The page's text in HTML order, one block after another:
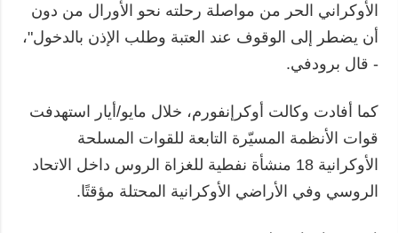
الأوكراني الحر من مواصلة رحلته نحو الأورال من دون
أن يضطر إلى الوقوف عند العتبة وطلب الإذن بالدخول"،
- قال برودفي.
كما أفادت وكالت أوكرإنفورم، خلال مايو/أيار استهدفت
قوات الأنظمة المسيّرة التابعة للقوات المسلحة
الأوكرانية 18 منشأة نفطية للغزاة الروس داخل الاتحاد
الروسي وفي الأراضي الأوكرانية المحتلة مؤقتًا.